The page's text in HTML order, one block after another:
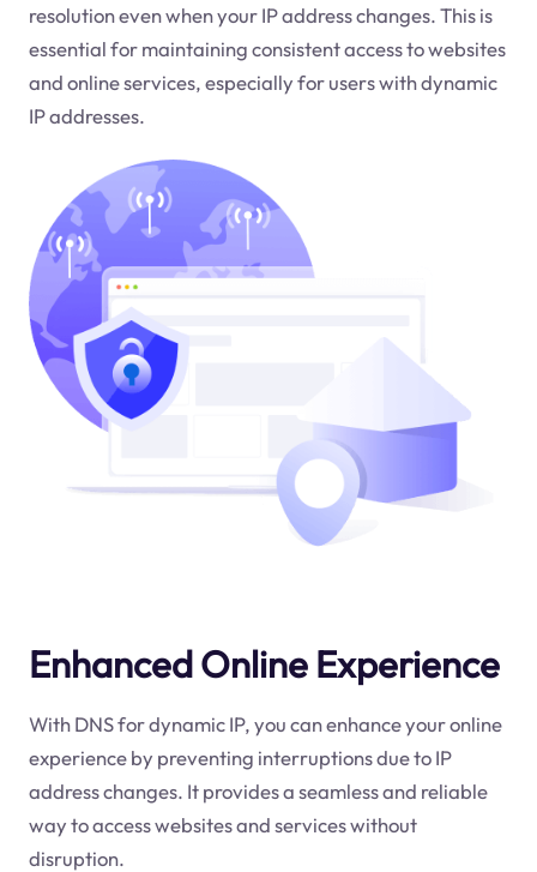
resolution even when your IP address changes. This is
essential for maintaining consistent access to websites
and online services, especially for users with dynamic
IP addresses.
Enhanced Online Experience
With DNS for dynamic IP, you can enhance your online
experience by preventing interruptions due to IP
address changes. It provides a seamless and reliable
way to access websites and services without
disruption.